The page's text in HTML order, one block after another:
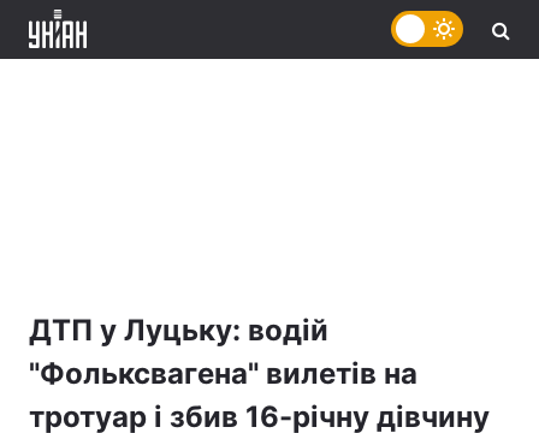
ДТП у Луцьку: водій
"Фольксвагена" вилетів на
тротуар і збив 16-річну дівчину